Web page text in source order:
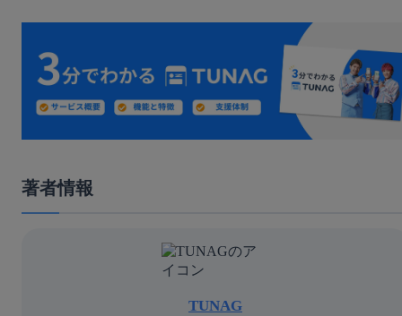
著者情報
TUNAG